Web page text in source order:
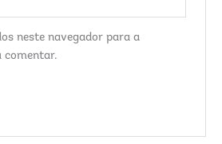
neste navegador para a
comentar.